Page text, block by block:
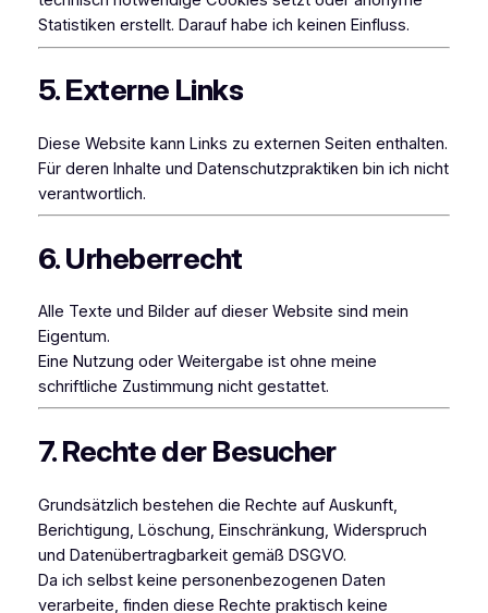
Statistiken erstellt. Darauf habe ich keinen Einfluss.
5. Externe Links
Diese Website kann Links zu externen Seiten enthalten.
Für deren Inhalte und Datenschutzpraktiken bin ich nicht
verantwortlich.
6. Urheberrecht
Alle Texte und Bilder auf dieser Website sind mein
Eigentum.
Eine Nutzung oder Weitergabe ist ohne meine
schriftliche Zustimmung nicht gestattet.
7. Rechte der Besucher
Grundsätzlich bestehen die Rechte auf Auskunft,
Berichtigung, Löschung, Einschränkung, Widerspruch
und Datenübertragbarkeit gemäß DSGVO.
Da ich selbst keine personenbezogenen Daten
verarbeite, finden diese Rechte praktisch keine